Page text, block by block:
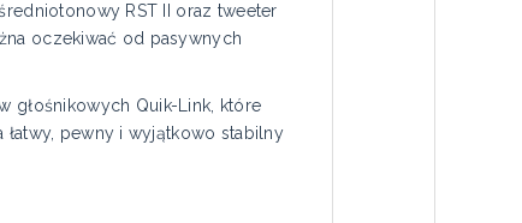
RST II oraz tweeter
oczekiwać od pasywnych
głośnikowych Quik-Link, które
pewny i wyjątkowo stabilny